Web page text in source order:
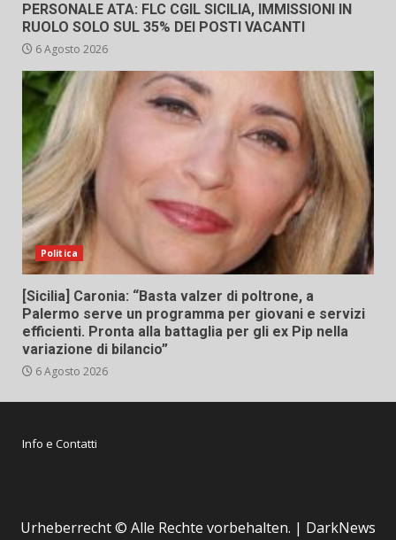
PERSONALE ATA: FLC CGIL SICILIA, IMMISSIONI IN
RUOLO SOLO SUL 35% DEI POSTI VACANTI
6 Agosto 2026
Politica
[Sicilia] Caronia: “Basta valzer di poltrone, a
Palermo serve un programma per giovani e servizi
efficienti. Pronta alla battaglia per gli ex Pip nella
variazione di bilancio”
6 Agosto 2026
Info e Contatti
Urheberrecht © Alle Rechte vorbehalten. | DarkNews